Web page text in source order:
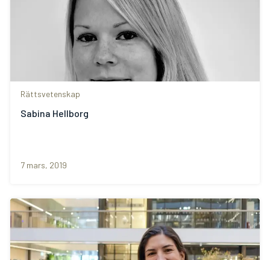
Rättsvetenskap
Sabina Hellborg
7 mars, 2019